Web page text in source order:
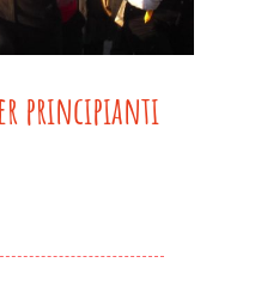
principianti